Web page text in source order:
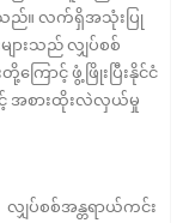
သည်။ လက်ရှိအသုံးပြု
းများသည် လျှပ်စစ်
ကြောင့် ဖွံ့ဖြိုးပြီးနိုင်ငံ
ြင့် အစားထိုးလဲလှယ်မှု
လျှပ်စစ်အန္တရာယ်ကင်း